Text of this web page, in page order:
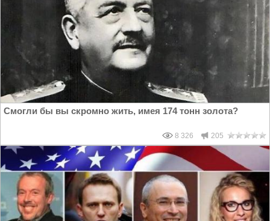
Смогли бы вы скромно жить, имея 174 тонн золота?
8 326 205